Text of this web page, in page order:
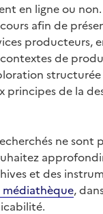
en ligne ou
afin de
producteurs,
de
structurée
principes de la
ne sont
et des
médiathèque,